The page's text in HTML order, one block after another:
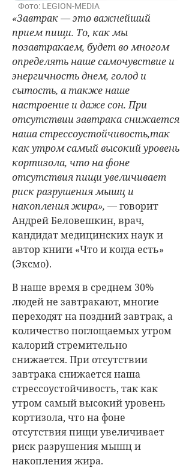
Фото: LEGION-MEDIA
«Завтрак — это важнейший
прием пищи. То, как мы
позавтракаем, будет во многом
определять наше самочувствие и
энергичность днем, голод и
сытость, а также наше
настроение и даже сон. При
отсутствии завтрака снижается
наша стрессоустойчивость,так
как утром самый высокий уровень
кортизола, что на фоне
отсутствия пищи увеличивает
риск разрушения мышц и
накопления жира», — говорит
Андрей Беловешкин, врач,
кандидат медицинских наук и
автор книги «Что и когда есть»
(Эксмо).
В наше время в среднем 30%
людей не завтракают, многие
переходят на поздний завтрак, а
количество поглощаемых утром
калорий стремительно
снижается. При отсутствии
завтрака снижается наша
стрессоустойчивость, так как
утром самый высокий уровень
кортизола, что на фоне
отсутствия пищи увеличивает
риск разрушения мышц и
накопления жира.